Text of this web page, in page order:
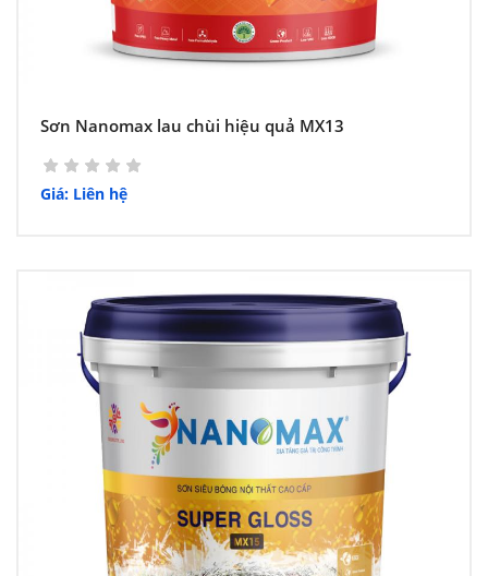
Sơn Nanomax lau chùi hiệu quả MX13
Giá: Liên hệ